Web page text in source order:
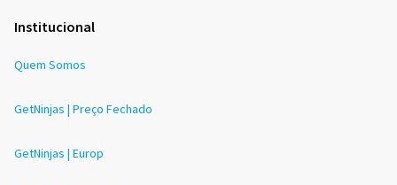
Institucional
Quem Somos
GetNinjas | Preço Fechado
GetNinjas | Europ